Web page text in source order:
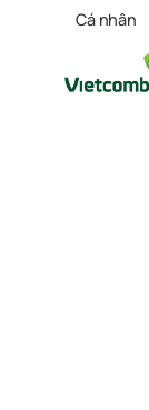
Cá nhân